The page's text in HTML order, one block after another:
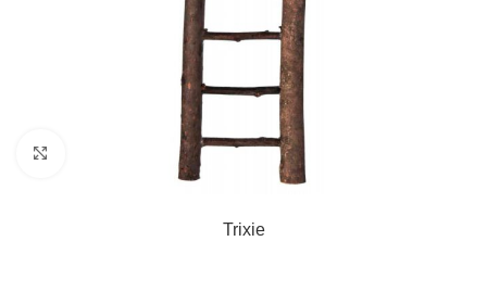
Нажмите, чтобы увеличить
Trixie